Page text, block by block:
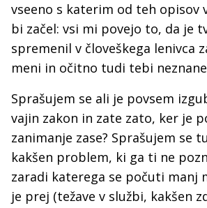
vseeno s katerim od teh opisov
bi začel: vsi mi povejo to, da je
spremenil v človeškega lenivca
meni in očitno tudi tebi
Sprašujem se ali je povsem
vajin zakon in zate zato, ker je
zanimanje zase? Sprašujem se
kakšen problem, ki ga ti ne
zaradi katerega se počuti manj
je prej (težave v službi, kakšen